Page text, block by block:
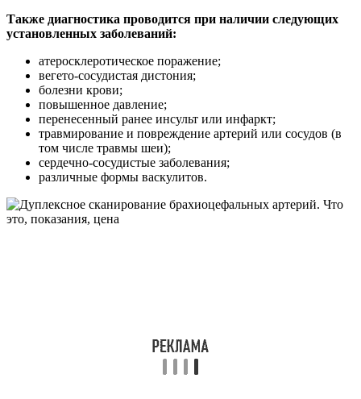
Также диагностика проводится при наличии следующих
установленных заболеваний:
атеросклеротическое поражение;
вегето-сосудистая дистония;
болезни крови;
повышенное давление;
перенесенный ранее инсульт или инфаркт;
травмирование и повреждение артерий или сосудов (в
том числе травмы шеи);
сердечно-сосудистые заболевания;
различные формы васкулитов.